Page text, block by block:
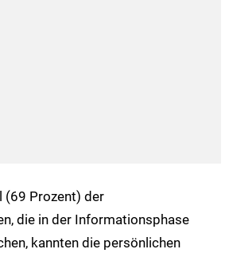
(69 Prozent) der
die in der Informationsphase
kannten die persönlichen